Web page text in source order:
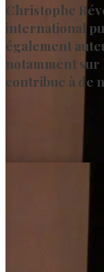
Christophe
international
également
notamment sur
contribue à de